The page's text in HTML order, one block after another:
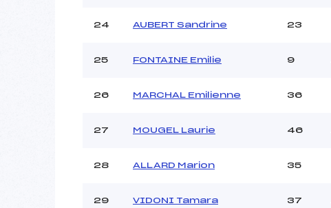
24 AUBERT Sandrine 23
25 FONTAINE Emilie 9
26 MARCHAL Emilienne 36
27 MOUGEL Laurie 46
28 ALLARD Marion 35
29 VIDONI Tamara 37